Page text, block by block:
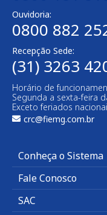
Ouvidoria:
0800 882
Recepção Sede:
(31) 3263
Horário de
Segunda a sexta-feira
Exceto feriados
crc@fiemg.com.br
Conheça o Sistema
Fale Conosco
SAC